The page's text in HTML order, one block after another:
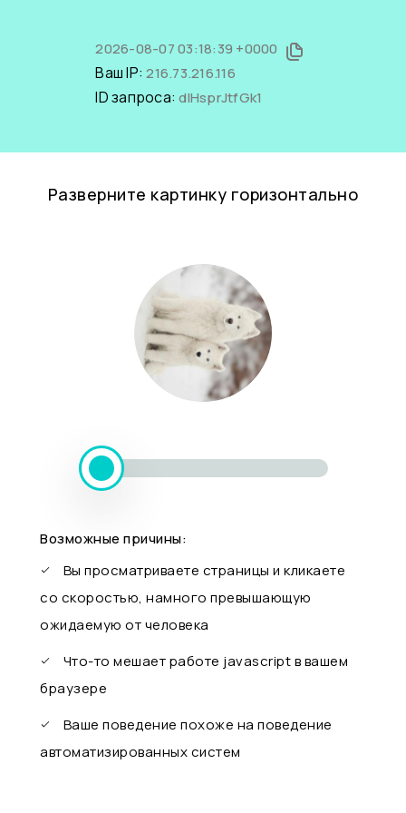
2026-08-07 03:18:39 +0000
Ваш IP:216.73.216.116
ID запроса:dIHsprJtfGk1
Разверните картинку горизонтально
Возможные причины:
Вы просматриваете страницы и кликаете
со скоростью, намного превышающую
ожидаемую от человека
Что-то мешает работе javascript в вашем
браузере
Ваше поведение похоже на поведение
автоматизированных систем